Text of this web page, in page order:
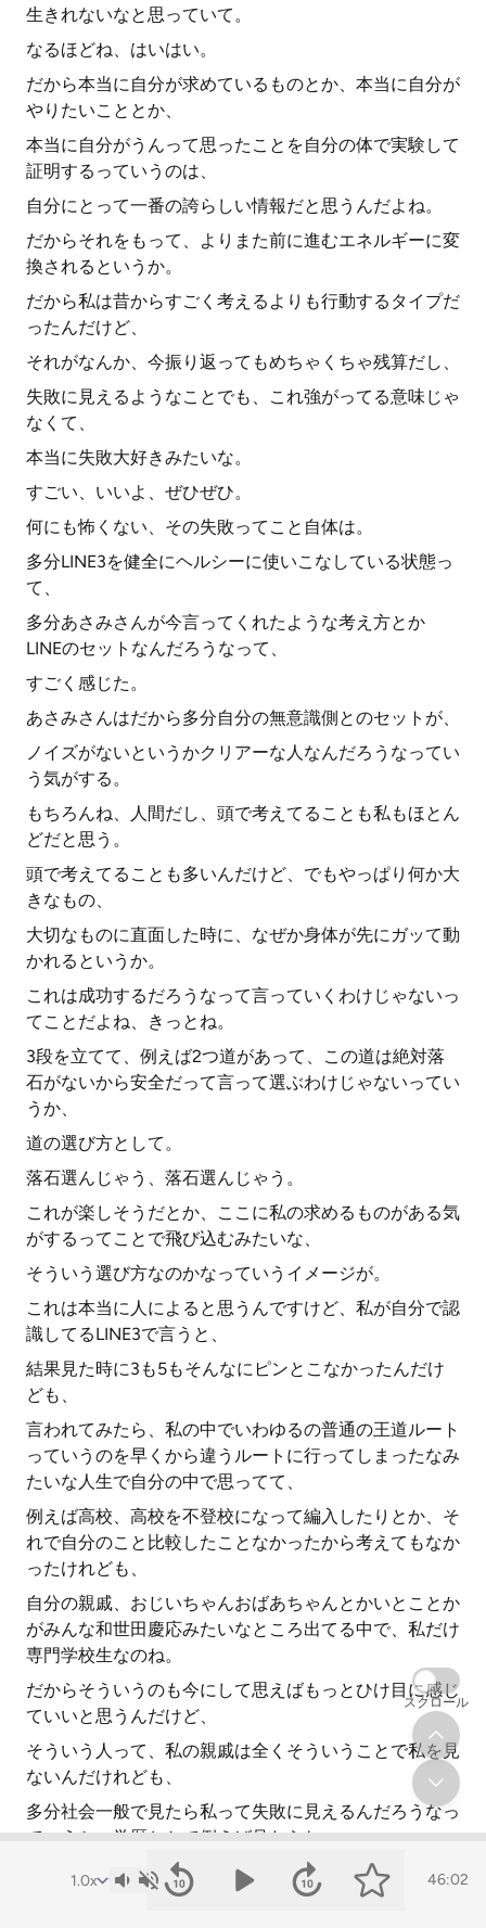
生きれないなと思っていて。
なるほどね、はいはい。
だから本当に自分が求めているものとか、本当に自分が
やりたいこととか、
本当に自分がうんって思ったことを自分の体で実験して
証明するっていうのは、
自分にとって一番の誇らしい情報だと思うんだよね。
だからそれをもって、よりまた前に進むエネルギーに変
換されるというか。
だから私は昔からすごく考えるよりも行動するタイプだ
ったんだけど、
それがなんか、今振り返ってもめちゃくちゃ残算だし、
失敗に見えるようなことでも、これ強がってる意味じゃ
なくて、
本当に失敗大好きみたいな。
すごい、いいよ、ぜひぜひ。
何にも怖くない、その失敗ってこと自体は。
多分LINE3を健全にヘルシーに使いこなしている状態っ
て、
多分あさみさんが今言ってくれたような考え方とか
LINEのセットなんだろうなって、
すごく感じた。
あさみさんはだから多分自分の無意識側とのセットが、
ノイズがないというかクリアーな人なんだろうなってい
う気がする。
もちろんね、人間だし、頭で考えてることも私もほとん
どだと思う。
頭で考えてることも多いんだけど、でもやっぱり何か大
きなもの、
大切なものに直面した時に、なぜか身体が先にガッて動
かれるというか。
これは成功するだろうなって言っていくわけじゃないっ
てことだよね、きっとね。
3段を立てて、例えば2つ道があって、この道は絶対落
石がないから安全だって言って選ぶわけじゃないってい
うか、
道の選び方として。
落石選んじゃう、落石選んじゃう。
これが楽しそうだとか、ここに私の求めるものがある気
がするってことで飛び込むみたいな、
そういう選び方なのかなっていうイメージが。
これは本当に人によると思うんですけど、私が自分で認
識してるLINE3で言うと、
結果見た時に3も5もそんなにピンとこなかったんだけ
ども、
言われてみたら、私の中でいわゆるの普通の王道ルート
っていうのを早くから違うルートに行ってしまったなみ
たいな人生で自分の中で思ってて、
例えば高校、高校を不登校になって編入したりとか、そ
れで自分のこと比較したことなかったから考えてもなか
ったけれども、
自分の親戚、おじいちゃんおばあちゃんとかいとことか
がみんな和世田慶応みたいなところ出てる中で、私だけ
専門学校生なのね。
だからそういうのも今にして思えばもっとひけ目に感じ
ていいと思うんだけど、
そういう人って、私の親戚は全くそういうことで私を見
ないんだけれども、
多分社会一般で見たら私って失敗に見えるんだろうなっ
ていうか、学歴とかで例えば見たらね。
そういうところだけでね。
46:02
スクロール